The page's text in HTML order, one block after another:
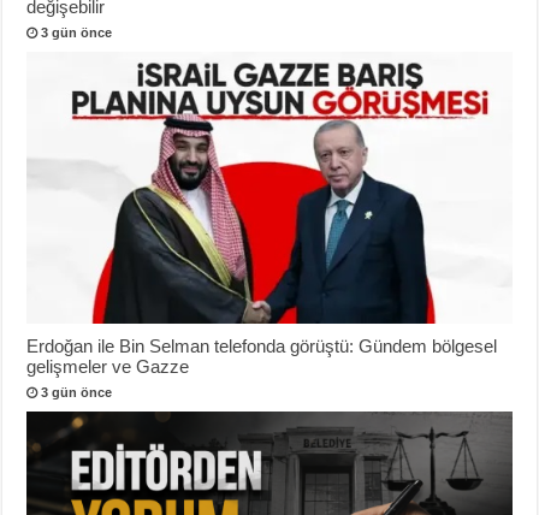
değişebilir
3 gün önce
Erdoğan ile Bin Selman telefonda görüştü: Gündem bölgesel
gelişmeler ve Gazze
3 gün önce